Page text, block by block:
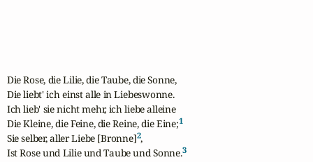
Die Rose, die Lilie, die Taube, die Sonne,
Die liebt' ich einst alle in Liebeswonne.
Ich lieb' sie nicht mehr, ich liebe alleine
Die Kleine, die Feine, die Reine, die Eine;1
Sie selber, aller Liebe [Bronne]2,
Ist Rose und Lilie und Taube und Sonne.3